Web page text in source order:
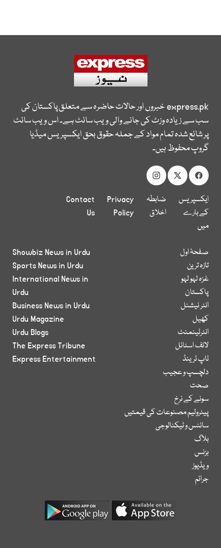
express.pkخبروں اور حالات حاضرہ سے متعلق پاکستان کی
سب سے زیادہ وزٹ کی جانے والی ویب سائٹ ہے۔ اس ویب سائٹ
پر شائع شدہ تمام مواد کے جملہ حقوق بحق ایکسپریس میڈیا
گروپ محفوظ ہیں۔
ایکسپریس
کے بارے
میں
ضابطہ
اخلاق
Privacy
Policy
Contact
Us
صفحۂ اول
تازہ ترین
غزہ لہو لہو
پاکستان
انٹر نیشنل
کھیل
انٹرٹینمنٹ
لائف اسٹائل
ٹاپ ٹرینڈ
دلچسپ و عجیب
صحت
سونے کے نرخ
پیٹرولیم مصنوعات کی قیمتیں
سائنس و ٹیکنالوجی
بلاگ
بزنس
ویڈیوز
جرائم
Showbiz News in Urdu
Sports News in Urdu
International News in
Urdu
Business News in Urdu
Urdu Magazine
Urdu Blogs
The Express Tribune
Express Entertainment